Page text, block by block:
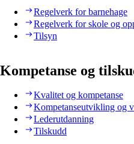
Regelverk for barnehage
Regelverk for skole og
Tilsyn
Kompetanse og
Kvalitet og kompetanse
Kompetanseutvikling og
Lederutdanning
Tilskudd